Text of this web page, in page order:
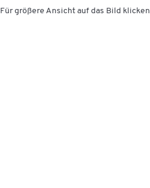
Für größere Ansicht auf das Bild klicken